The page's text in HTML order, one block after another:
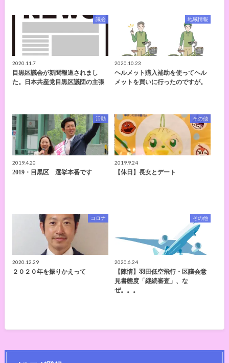
議会
2020.11.7
目黒区議会が新聞報道されまし
た。日本共産党目黒区議団の主張
地域情報
2020.10.23
ヘルメット購入補助を使ってヘル
メットを買いに行ったのですが。
活動
2019.4.20
2019・目黒区 選挙本番です
その他
2019.9.24
【休日】長女とデート
コロナ
2020.12.29
２０２０年を振りかえって
その他
2020.6.24
【陳情】羽田低空飛行・区議会意
見書態度「継続審査」、な
ぜ。。。